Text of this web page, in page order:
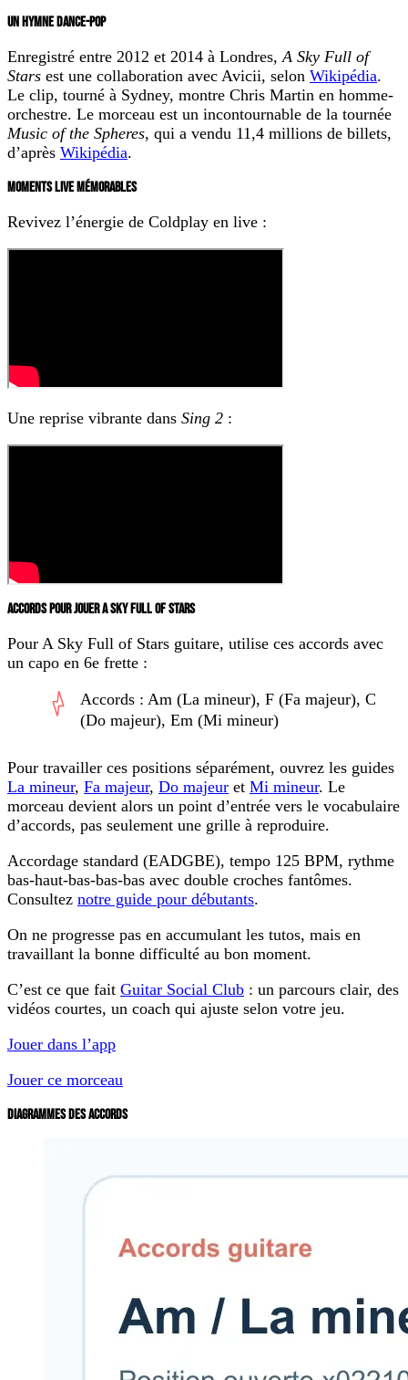
UN HYMNE DANCE-POP
Enregistré entre 2012 et 2014 à Londres, A Sky Full of
Stars est une collaboration avec Avicii, selon Wikipédia.
Le clip, tourné à Sydney, montre Chris Martin en homme-
orchestre. Le morceau est un incontournable de la tournée
Music of the Spheres, qui a vendu 11,4 millions de billets,
d’après Wikipédia.
MOMENTS LIVE MÉMORABLES
Revivez l’énergie de Coldplay en live :
Une reprise vibrante dans Sing 2 :
ACCORDS POUR JOUER A SKY FULL OF STARS
Pour A Sky Full of Stars guitare, utilise ces accords avec
un capo en 6e frette :
Accords : Am (La mineur), F (Fa majeur), C
(Do majeur), Em (Mi mineur)
Pour travailler ces positions séparément, ouvrez les guides
La mineur, Fa majeur, Do majeur et Mi mineur. Le
morceau devient alors un point d’entrée vers le vocabulaire
d’accords, pas seulement une grille à reproduire.
Accordage standard (EADGBE), tempo 125 BPM, rythme
bas-haut-bas-bas-bas avec double croches fantômes.
Consultez notre guide pour débutants.
On ne progresse pas en accumulant les tutos, mais en
travaillant la bonne difficulté au bon moment.
C’est ce que fait Guitar Social Club : un parcours clair, des
vidéos courtes, un coach qui ajuste selon votre jeu.
Jouer dans l’app
Jouer ce morceau
DIAGRAMMES DES ACCORDS